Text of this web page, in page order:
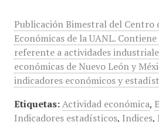
Publicación Bimestral del Centro
Económicas de la UANL.
referente a actividades
económicas de Nuevo León y
indicadores económicos y
Etiquetas: Actividad económica,
Indicadores estadísticos, Indices,